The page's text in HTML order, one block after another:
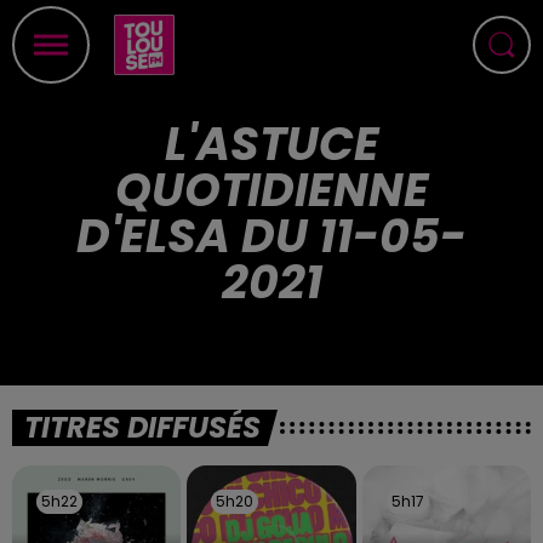
L'ASTUCE
QUOTIDIENNE
D'ELSA DU 11-05-
2021
TITRES DIFFUSÉS
5h22
5h22 5h20
5h20 5h17
5h17